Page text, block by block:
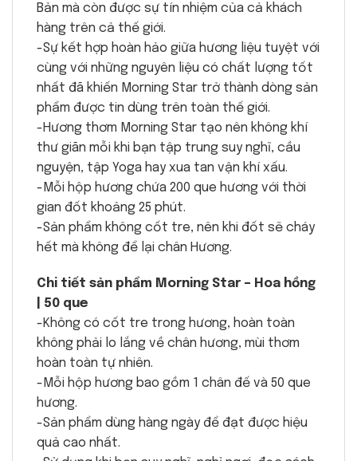
Bản mà còn được sự tín nhiệm của cả khách
hàng trên cả thế giới.
-Sự kết hợp hoàn hảo giữa hương liệu tuyệt với
cùng với những nguyên liệu có chất lượng tốt
nhất đã khiến Morning Star trở thành dòng sản
phẩm được tin dùng trên toàn thế giới.
-Hương thơm Morning Star tạo nên không khí
thư giãn mỗi khi bạn tập trung suy nghĩ, cầu
nguyện, tập Yoga hay xua tan vận khí xấu.
-Mỗi hộp hương chứa 200 que hương với thời
gian đốt khoảng 25 phút.
-Sản phẩm không cốt tre, nên khi đốt sẽ cháy
hết mà không để lại chân Hương.
Chi tiết sản phẩm Morning Star – Hoa hồng
| 50 que
-Không có cốt tre trong hương, hoàn toàn
không phải lo lắng về chân hương, mùi thơm
hoàn toàn tự nhiên.
-Mỗi hộp hương bao gồm 1 chân đế và 50 que
hương.
-Sản phẩm dùng hàng ngày để đạt được hiệu
quả cao nhất.